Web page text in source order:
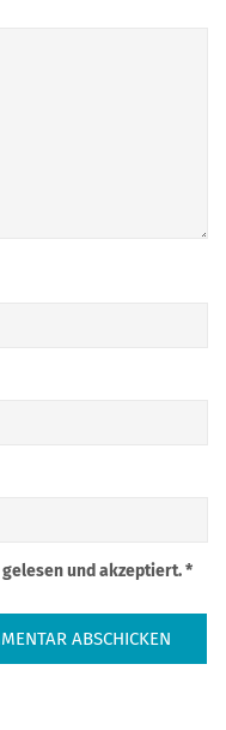
gelesen und akzeptiert.*